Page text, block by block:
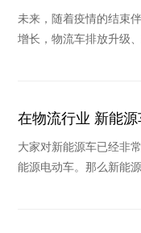
未来，随着疫情的结束
增长，物流车排放升级
在物流行业 新能
势？
大家对新能源车已经非
能源电动车。那么新能